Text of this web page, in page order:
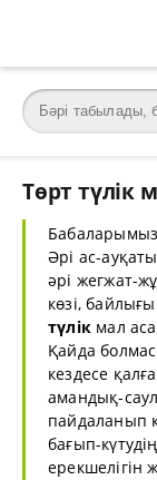
Төрт түлік
Әрі ас-
әрі жегжат-
көзі,
түлікмал аса
Қайда
кездесе
амандық-
пайдаланып
бағып-
ерекшелігін